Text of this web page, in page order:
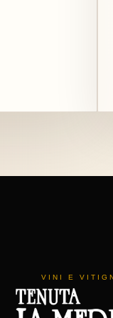
VINI E